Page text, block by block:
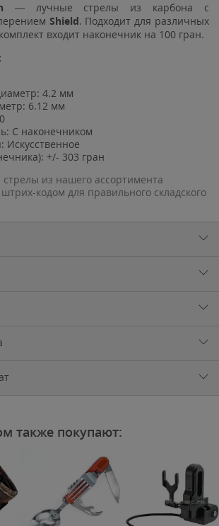
— лучные стрелы из карбона с
Shield. Подходит для различных
входит наконечник на 100 гран.
4.2 мм
6.12 мм
С наконечником
Искусственное
+/- 303 гран
стрелы из нашего ассортимента
кодом для правильного складского
также покупают: